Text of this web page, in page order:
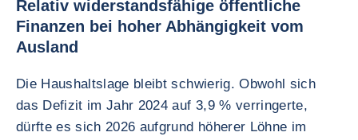
Relativ widerstandsfähige öffentliche
Finanzen bei hoher Abhängigkeit vom
Ausland
Die Haushaltslage bleibt schwierig. Obwohl sich
das Defizit im Jahr 2024 auf 3,9 % verringerte,
dürfte es sich 2026 aufgrund höherer Löhne im